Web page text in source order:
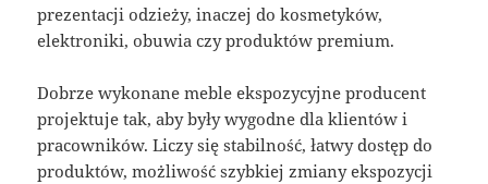
prezentacji odzieży, inaczej do kosmetyków,
elektroniki, obuwia czy produktów premium.
Dobrze wykonane meble ekspozycyjne producent
projektuje tak, aby były wygodne dla klientów i
pracowników. Liczy się stabilność, łatwy dostęp do
produktów, możliwość szybkiej zmiany ekspozycji